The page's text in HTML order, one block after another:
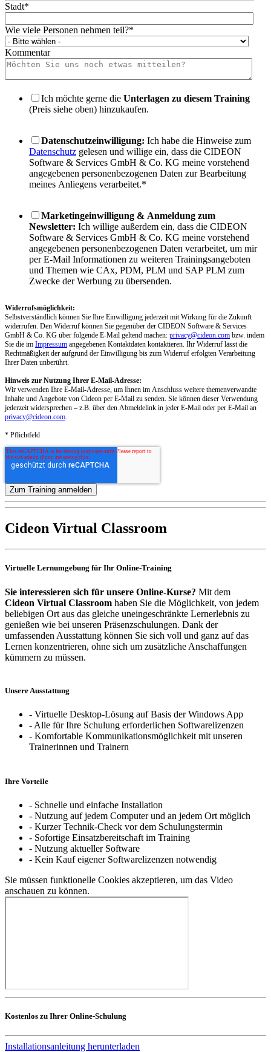
Stadt*
Wie viele Personen nehmen teil?*
Kommentar
Ich möchte gerne die Unterlagen zu diesem Training
(Preis siehe oben) hinzukaufen.
Datenschutzeinwilligung: Ich habe die Hinweise zum
Datenschutz gelesen und willige ein, dass die CIDEON
Software & Services GmbH & Co. KG meine vorstehend
angegebenen personenbezogenen Daten zur Bearbeitung
meines Anliegens verarbeitet.*
Marketingeinwilligung & Anmeldung zum
Newsletter: Ich willige außerdem ein, dass die CIDEON
Software & Services GmbH & Co. KG meine vorstehend
angegebenen personenbezogenen Daten verarbeitet, um mir
per E-Mail Informationen zu weiteren Trainingsangeboten
und Themen wie CAx, PDM, PLM und SAP PLM zum
Zwecke der Werbung zu übersenden.
Widerrufsmöglichkeit:
Selbstverständlich können Sie Ihre Einwilligung jederzeit mit Wirkung für die Zukunft
widerrufen. Den Widerruf können Sie gegenüber der CIDEON Software & Services
GmbH & Co. KG über folgende E-Mail geltend machen: privacy@cideon.com bzw. indem
Sie die im Impressum angegebenen Kontaktdaten kontaktieren. Ihr Widerruf lässt die
Rechtmäßigkeit der aufgrund der Einwilligung bis zum Widerruf erfolgten Verarbeitung
Ihrer Daten unberührt.
Hinweis zur Nutzung Ihrer E-Mail-Adresse:
Wir verwenden Ihre E-Mail-Adresse, um Ihnen im Anschluss weitere themenverwandte
Inhalte und Angebote von Cideon per E-Mail zu senden. Sie können dieser Verwendung
jederzeit widersprechen – z.B. über den Abmeldelink in jeder E-Mail oder per E-Mail an
privacy@cideon.com.
* Pflichtfeld
Cideon Virtual Classroom
Virtuelle Lernumgebung für Ihr Online-Training
Sie interessieren sich für unsere Online-Kurse? Mit dem
Cideon Virtual Classroom haben Sie die Möglichkeit, von jedem
beliebigen Ort aus das gleiche uneingeschränkte Lernerlebnis zu
genießen wie bei unseren Präsenzschulungen. Dank der
umfassenden Ausstattung können Sie sich voll und ganz auf das
Lernen konzentrieren, ohne sich um zusätzliche Anschaffungen
kümmern zu müssen.
Unsere Ausstattung
- Virtuelle Desktop-Lösung auf Basis der Windows App
- Alle für Ihre Schulung erforderlichen Softwarelizenzen
- Komfortable Kommunikationsmöglichkeit mit unseren
Trainerinnen und Trainern
Ihre Vorteile
- Schnelle und einfache Installation
- Nutzung auf jedem Computer und an jedem Ort möglich
- Kurzer Technik-Check vor dem Schulungstermin
- Sofortige Einsatzbereitschaft im Training
- Nutzung aktueller Software
- Kein Kauf eigener Softwarelizenzen notwendig
Sie müssen funktionelle Cookies akzeptieren, um das Video
anschauen zu können.
Kostenlos zu Ihrer Online-Schulung
Installationsanleitung herunterladen